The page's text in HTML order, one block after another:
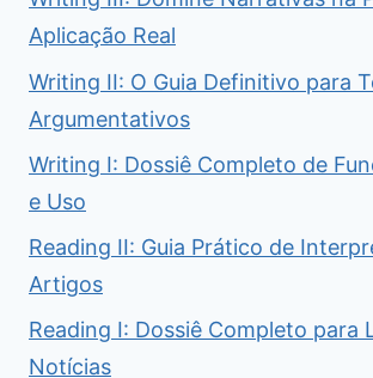
Aplicação Real
Writing II: O Guia Definitivo para
Argumentativos
Writing I: Dossiê Completo de
e Uso
Reading II: Guia Prático de
Artigos
Reading I: Dossiê Completo para
Notícias